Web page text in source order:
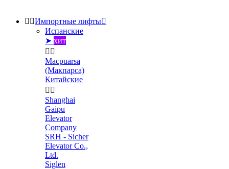
 Импортные лифты
Испанские
➤ хит
 
Macpuarsa
(Макпарса)
Китайские
 
Shanghai
Gaipu
Elevator
Company
SRH - Sicher
Elevator Co.,
Ltd.
Siglen